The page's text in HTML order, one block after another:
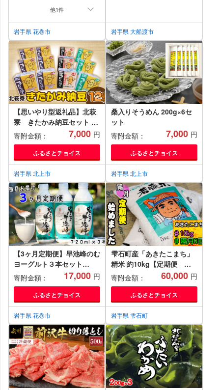
他1件
岩手県 花巻市 岩手県 大船渡市
【思いやり型返礼品】北萩
寮 きたかみ納豆セット 国
内産 大豆 小粒 大粒 醤油タ
レ 味噌タレ 納豆 なっとう
12個 セット 健康 福祉 福祉
支援 応援 障がい者福祉 ハ
ートフルショップまごころ
岩手県 北上市 A0213
寄附金額： 7,000 円
ふるさとチョイス
岩手県 北上市
桑入りそうめん 200g×6セ
ット
寄附金額：
7,000 円
ふるさとチョイス
岩手県 北上市
【3ヶ月定期便】早池峰のむ
ヨーグルト３本セット
【638】
寄附金額： 17,000 円
ふるさとチョイス
岩手県 花巻市
雫石町産「あきたこまち」
精米 約10kg【定期便 隔
月6回】
寄附金額： 60,000 円
ふるさとチョイス
岩手県 雫石町